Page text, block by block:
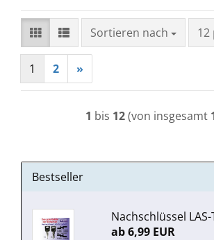
Sortieren nach
Sortieren nach 12
1 2 »
1 bis 12(von insgesamt
Bestseller
Nachschlüssel LAS-
ab 6,99 EUR